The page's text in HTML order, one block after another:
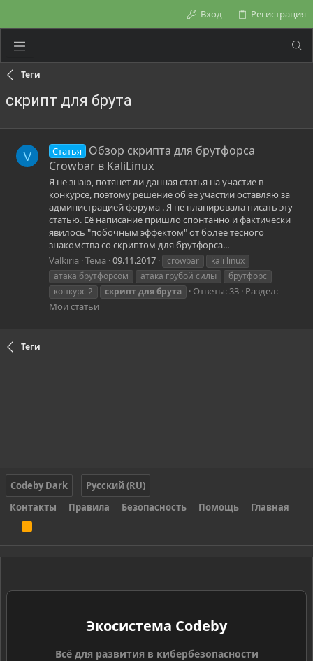
Вход Регистрация
Теги
скрипт для брута
V Статья
Обзор скрипта для брутфорса
Crowbar в KaliLinux
Я не знаю, потянет ли данная статья на участие в
конкурсе, поэтому решение об её участии оставляю за
администрацией форума . Я не планировала писать эту
статью. Её написание пришло спонтанно и фактически
явилось "побочным эффектом" от более тесного
знакомства со скриптом для брутфорса...
Valkiria Тема 09.11.2017 crowbar
kali linux
атака брутфорсом
атака грубой силы
брутфорс
конкурс 2
скриптдля брута Ответы: 33 Раздел:
Мои статьи
Теги
Codeby Dark
Русский (RU)
Контакты
Правила Безопасность Помощь Главная
S
Экосистема Codeby
Всё для развития в кибербезопасности